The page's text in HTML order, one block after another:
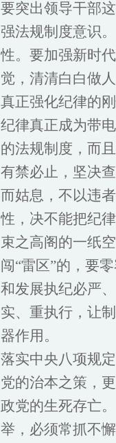
要突出领导干部
强法规制度意识
性。要加强新时
觉，清清白白做
真正强化纪律的
纪律真正成为带
的法规制度，而
有禁必止，坚决
而姑息，不以违
性，决不能把纪
束之高阁的一纸
闯“雷区”的，要
和发展执纪必严
实、重执行，让
器作用。
落实中央八项规
党的治本之策，
政党的生死存亡
举，必须常抓不